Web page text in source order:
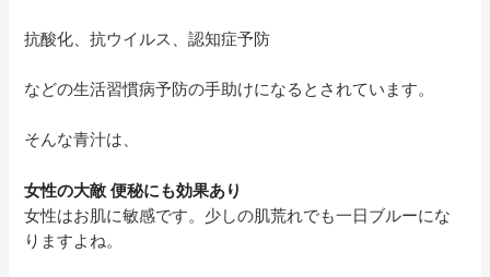
抗酸化、抗ウイルス、認知症予防
などの生活習慣病予防の手助けになるとされています。
そんな青汁は、
女性の大敵 便秘にも効果あり
女性はお肌に敏感です。少しの肌荒れでも一日ブルーにな
りますよね。